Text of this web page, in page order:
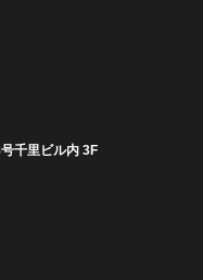
千里ビル内 3F